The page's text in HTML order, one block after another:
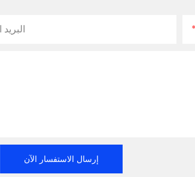
إرسال الاستفسار الآن